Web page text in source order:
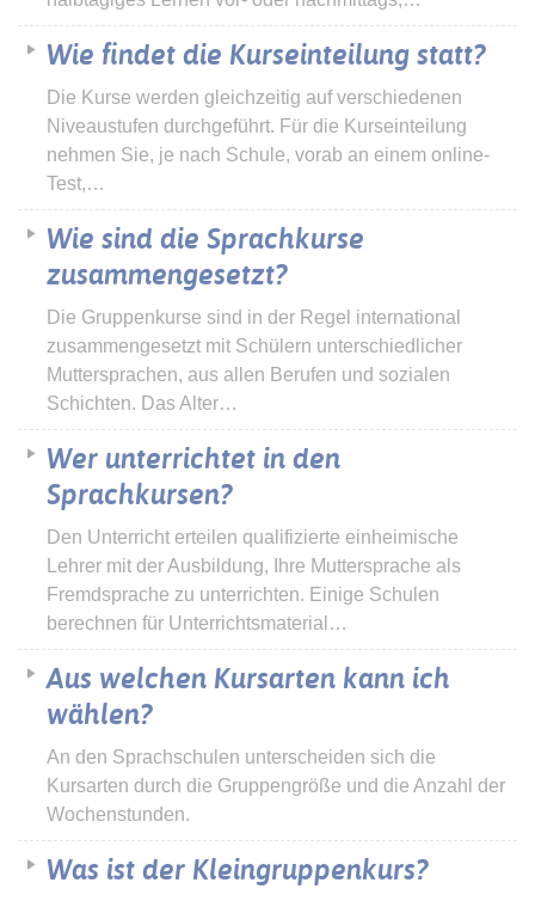
Wie findet die Kurseinteilung statt?
Die Kurse werden gleichzeitig auf verschiedenen
Niveaustufen durchgeführt. Für die Kurseinteilung
nehmen Sie, je nach Schule, vorab an einem online-
Test,…
Wie sind die Sprachkurse
zusammengesetzt?
Die Gruppenkurse sind in der Regel international
zusammengesetzt mit Schülern unterschiedlicher
Muttersprachen, aus allen Berufen und sozialen
Schichten. Das Alter…
Wer unterrichtet in den
Sprachkursen?
Den Unterricht erteilen qualifizierte einheimische
Lehrer mit der Ausbildung, Ihre Muttersprache als
Fremdsprache zu unterrichten. Einige Schulen
berechnen für Unterrichtsmaterial…
Aus welchen Kursarten kann ich
wählen?
An den Sprachschulen unterscheiden sich die
Kursarten durch die Gruppengröße und die Anzahl der
Wochenstunden.
Was ist der Kleingruppenkurs?